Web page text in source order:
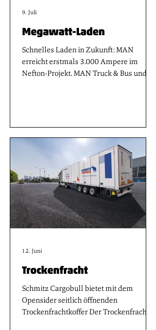
Megawatt-Laden
Schnelles Laden in Zukunft: MAN
erreicht erstmals 3.000 Ampere im
Nefton-Projekt. MAN Truck & Bus und
das Megawattladen und erweitert die
Einsatzmöglichkeiten
batterieelektrischer Nutzfahrzeuge in
Zukunft. Die Versuchsreihe an
Prüfständen der Technischen Universität
München sowie des Fraunh
9. Juli
Trockenfracht
Schmitz Cargobull bietet mit dem
Opensider seitlich öffnenden
Trockenfrachtkoffer Der Trockenfracht-
12. Juni